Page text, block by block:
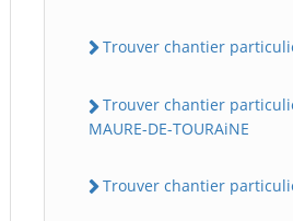
Trouver chantier
Trouver chantier
MAURE-DE-TOURAiNE
Trouver chantier